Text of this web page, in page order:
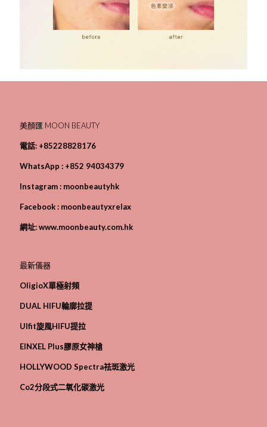
美顏匯 MOON BEAUTY
電話: +85228828176
WhatsApp : +852 94034379
Instagram : moonbeautyhk
Facebook : moonbeautyxrelax
網址:www.moonbeauty.com.hk
最新儀器
OligioX單極射頻
DUAL HIFU輪廓拉提
Ulfit旋風HIFU提拉
EINXEL Plus膠原女神槍
HOLLYWOOD Spectra祛斑激光
Co2分段式二氧化碳激光